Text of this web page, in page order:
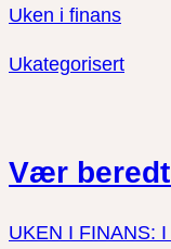
Uken i finans
Ukategorisert
Vær
UKEN I FINANS: